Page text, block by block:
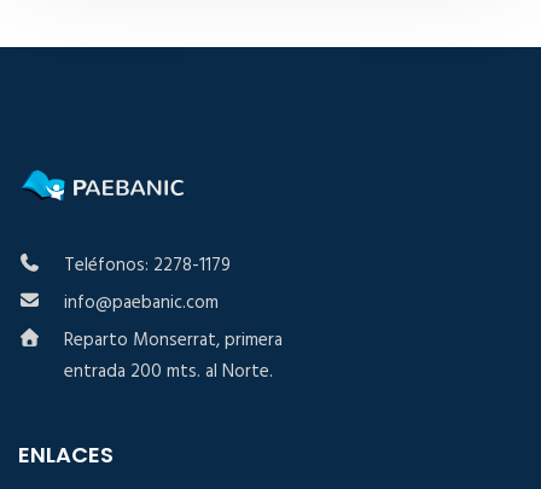
Teléfonos: 2278-1179
info@paebanic.com
Reparto Monserrat, primera
entrada 200 mts. al Norte.
ENLACES